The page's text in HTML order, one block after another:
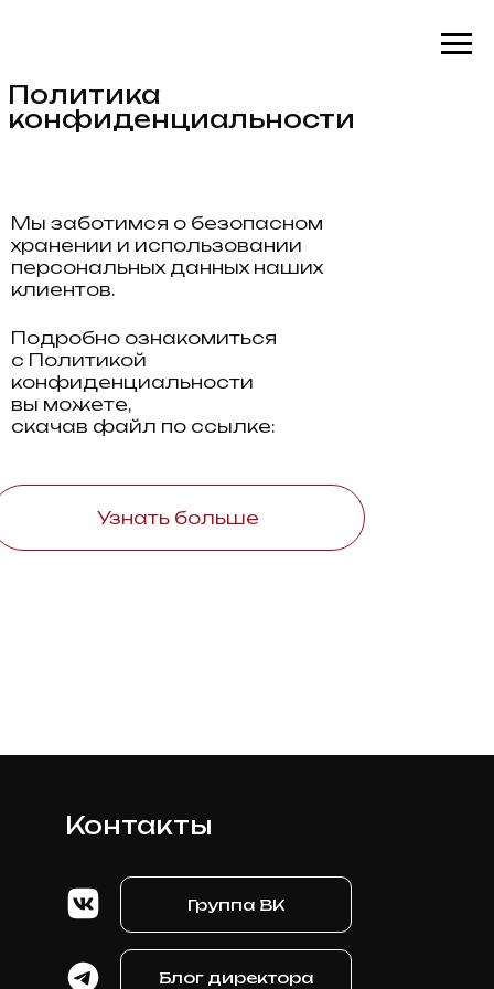
Политика
конфиденциальности
Подробно ознакомиться
с Политикой
конфиденциальности
вы можете,
скачав файл по ссылке:
Узнать больше
Мы заботимся о безопасном
хранении и использовании
персональных данных наших
клиентов.
Контакты
Группа ВК
Блог директора